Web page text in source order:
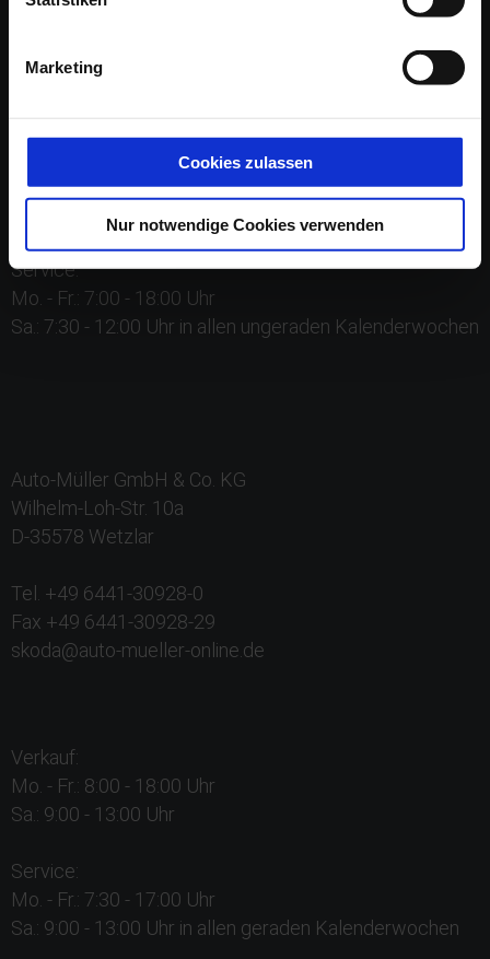
Marketing
Cookies zulassen
Nur notwendige Cookies verwenden
Mo. - Fr.: 8:00 - 18:00 Uhr
Service:
Mo. - Fr.: 7:00 - 18:00 Uhr
Sa.: 7:30 - 12:00 Uhr in allen ungeraden Kalenderwochen
Auto-Müller GmbH & Co. KG
Wilhelm-Loh-Str. 10a
D-35578 Wetzlar
Tel. +49 6441-30928-0
Fax +49 6441-30928-29
skoda@auto-mueller-online.de
Verkauf:
Mo. - Fr.: 8:00 - 18:00 Uhr
Sa.: 9:00 - 13:00 Uhr
Service:
Mo. - Fr.: 7:30 - 17:00 Uhr
Sa.: 9:00 - 13:00 Uhr in allen geraden Kalenderwochen